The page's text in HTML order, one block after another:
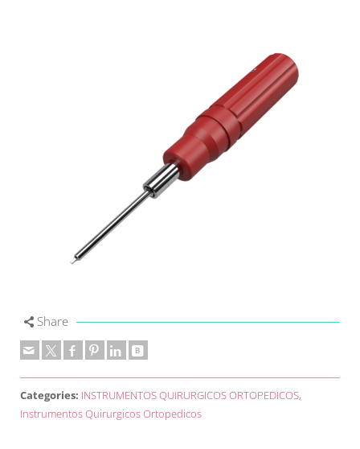
Share
Categories: INSTRUMENTOS QUIRURGICOS ORTOPEDICOS,
Instrumentos Quirurgicos Ortopedicos